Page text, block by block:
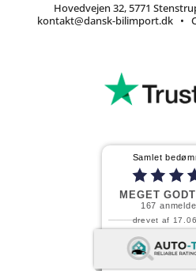
Hovedvejen 32, 5771
kontakt@dansk-bilimport.dk •
Samlet
MEGET
167
drevet af
Fortsæt med at læse